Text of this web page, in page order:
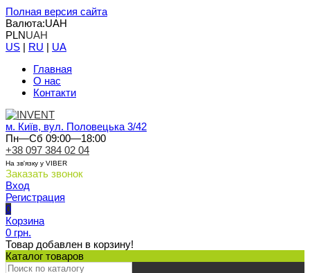
Полная версия сайта
Валюта:UAH
PLNUAH
US | RU | UA
Главная
О нас
Контакти
м. Київ, вул. Половецька 3/42
Пн—Сб 09:00—18:00
+38 097 384 02 04
На зв'язку у VIBER
Заказать звонок
Вход
Регистрация
0
Корзина
0 грн.
Товар добавлен в корзину!
Каталог товаров